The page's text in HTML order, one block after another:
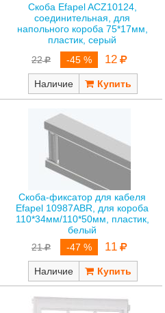
Скоба Efapel ACZ10124,
соединительная, для
напольного короба 75*17мм,
пластик, серый
22
-45 % 12
Наличие
Скоба-фиксатор для кабеля
Efapel 10987ABR, для короба
110*34мм/110*50мм, пластик,
белый
21
-47 % 11
Наличие